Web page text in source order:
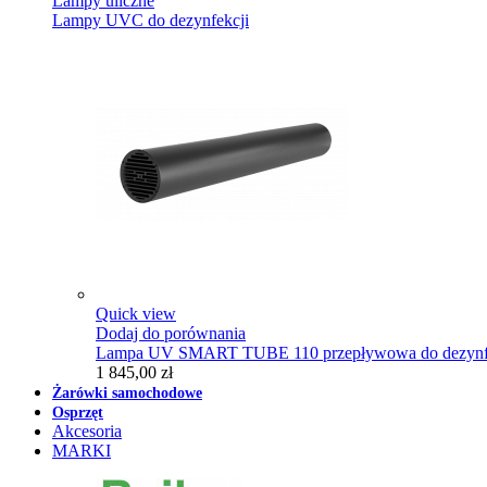
Lampy UVC do dezynfekcji
Quick view
Dodaj do porównania
Lampa UV SMART TUBE 110 przepływowa do
1 845,00 zł
Żarówki samochodowe
Osprzęt
Akcesoria
MARKI